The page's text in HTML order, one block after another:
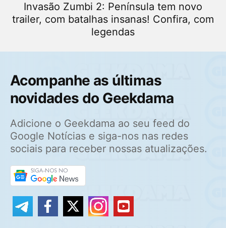
Invasão Zumbi 2: Península tem novo
trailer, com batalhas insanas! Confira, com
legendas
Acompanhe as últimas
novidades do Geekdama
Adicione o Geekdama ao seu feed do
Google Notícias e siga-nos nas redes
sociais para receber nossas atualizações.